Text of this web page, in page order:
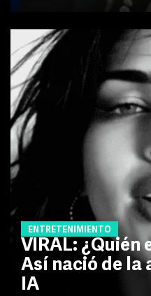
ENTRETENIMIENTO
VIRAL: ¿Quién
Así nació de la
IA